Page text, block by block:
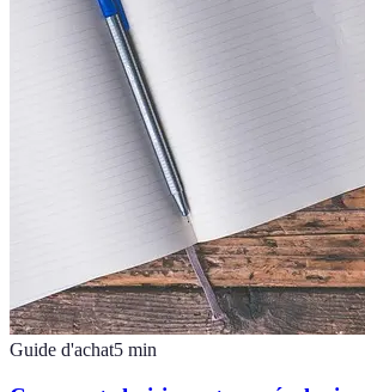
Guide d'achat5 min